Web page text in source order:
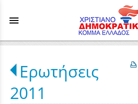
menu
Ερωτήσεις
2011